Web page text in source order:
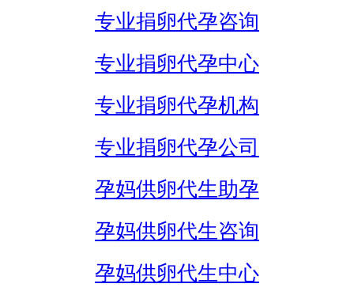
专业捐卵代孕咨询
专业捐卵代孕中心
专业捐卵代孕机构
专业捐卵代孕公司
孕妈供卵代生助孕
孕妈供卵代生咨询
孕妈供卵代生中心